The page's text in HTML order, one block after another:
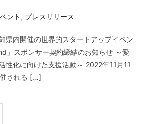
ント , プレスリリース
県内開催の世界的スタートアップイベン
」スポンサー契約締結のお知らせ ～愛
性化に向けた支援活動～ 2022年11月11
される […]